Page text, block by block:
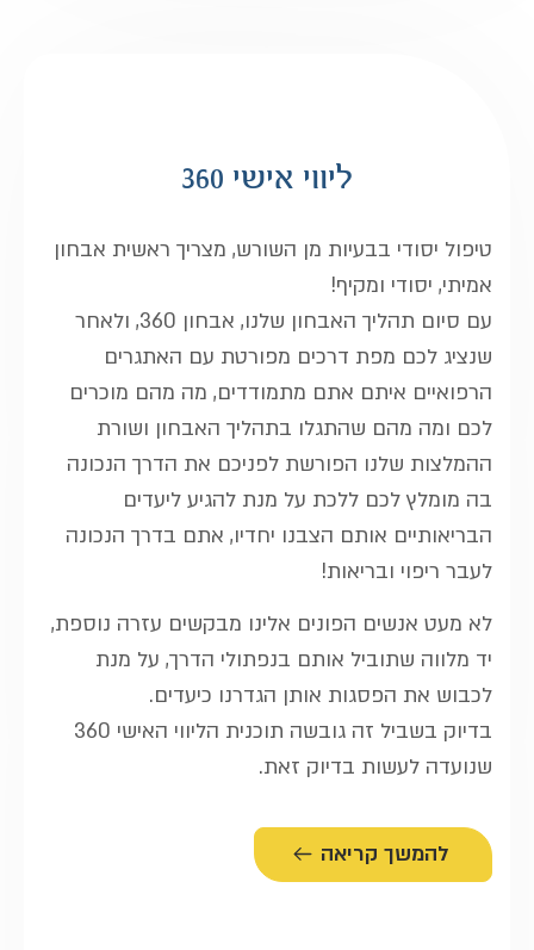
ליווי אישי 360
טיפול יסודי בבעיות מן השורש, מצריך ראשית אבחון
אמיתי, יסודי ומקיף!
עם סיום תהליך האבחון שלנו, אבחון 360, ולאחר
שנציג לכם מפת דרכים מפורטת עם האתגרים
הרפואיים איתם אתם מתמודדים, מה מהם מוכרים
לכם ומה מהם שהתגלו בתהליך האבחון ושורת
ההמלצות שלנו הפורשת לפניכם את הדרך הנכונה
בה מומלץ לכם ללכת על מנת להגיע ליעדים
הבריאותיים אותם הצבנו יחדיו, אתם בדרך הנכונה
לעבר ריפוי ובריאות!
לא מעט אנשים הפונים אלינו מבקשים עזרה נוספת,
יד מלווה שתוביל אותם בנפתולי הדרך, על מנת
לכבוש את הפסגות אותן הגדרנו כיעדים.
בדיוק בשביל זה גובשה תוכנית הליווי האישי 360
שנועדה לעשות בדיוק זאת.
להמשך קריאה